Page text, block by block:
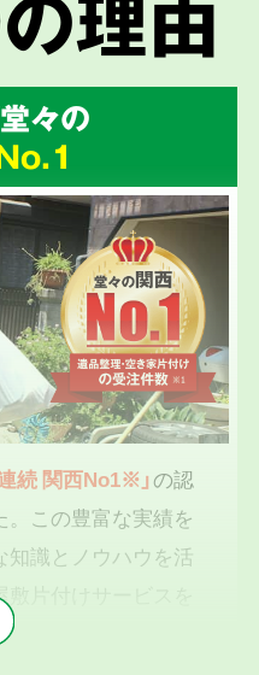
理由
々の
続 関西No1※」の認
この豊富な実績を
識とノウハウを活
片付けサービスを